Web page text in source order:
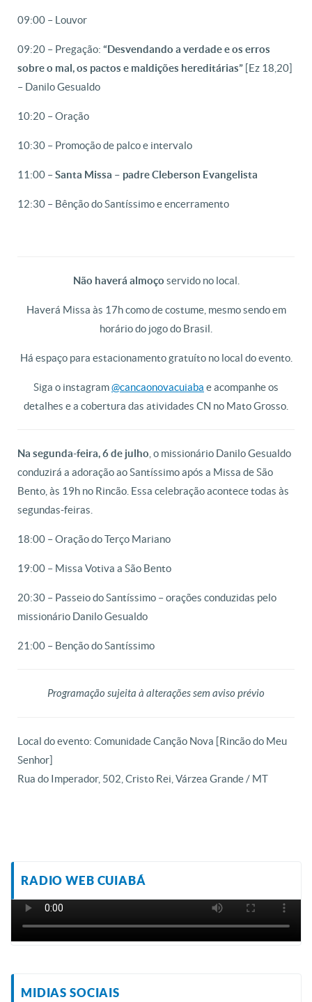
09:00 – Louvor
09:20 – Pregação: “Desvendando a verdade e os erros
sobre o mal, os pactos e maldições hereditárias” [Ez 18,20]
– Danilo Gesualdo
10:20 – Oração
10:30 – Promoção de palco e intervalo
11:00 –Santa Missa – padre Cleberson Evangelista
12:30 – Bênção do Santíssimo e encerramento
Não haverá almoço servido no local.
Haverá Missa às 17h como de costume, mesmo sendo em
horário do jogo do Brasil.
Há espaço para estacionamento gratuíto no local do evento.
Siga o instagram@cancaonovacuiaba e acompanhe os
detalhes e a cobertura das atividades CN no Mato Grosso.
Na segunda-feira, 6 de julho , o missionário Danilo Gesualdo
conduzirá a adoração ao Santíssimo após a Missa de São
Bento, às 19h no Rincão. Essa celebração acontece todas às
segundas-feiras.
18:00 – Oração do Terço Mariano
19:00 – Missa Votiva a São Bento
20:30 – Passeio do Santíssimo – orações conduzidas pelo
missionário Danilo Gesualdo
21:00 – Benção do Santíssimo
Programação sujeita à alterações sem aviso prévio
Local do evento: Comunidade Canção Nova [Rincão do Meu
Senhor]
Rua do Imperador, 502, Cristo Rei, Várzea Grande / MT
RADIO WEB CUIABÁ
MIDIAS SOCIAIS